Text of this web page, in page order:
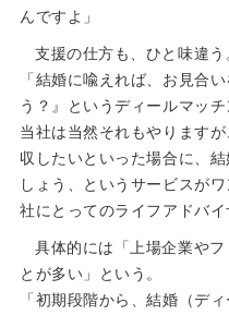
んですよ」
支援の仕方も、ひと味違う
「結婚に喩えれば、お見合
う？』というディールマッ
当社は当然それもやります
収したいといった場合に、
しょう、というサービスが
社にとってのライフアドバ
具体的には「上場企業や
とが多い」という。
「初期段階から、結婚（デ